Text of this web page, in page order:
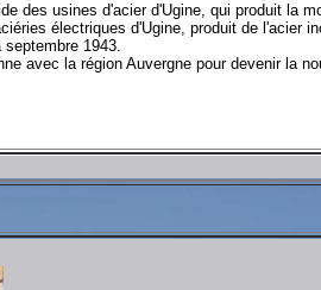
des usines d'acier d'Ugine, qui produit la
électriques d'Ugine, produit de l'acier
1943.
avec la région Auvergne pour devenir la